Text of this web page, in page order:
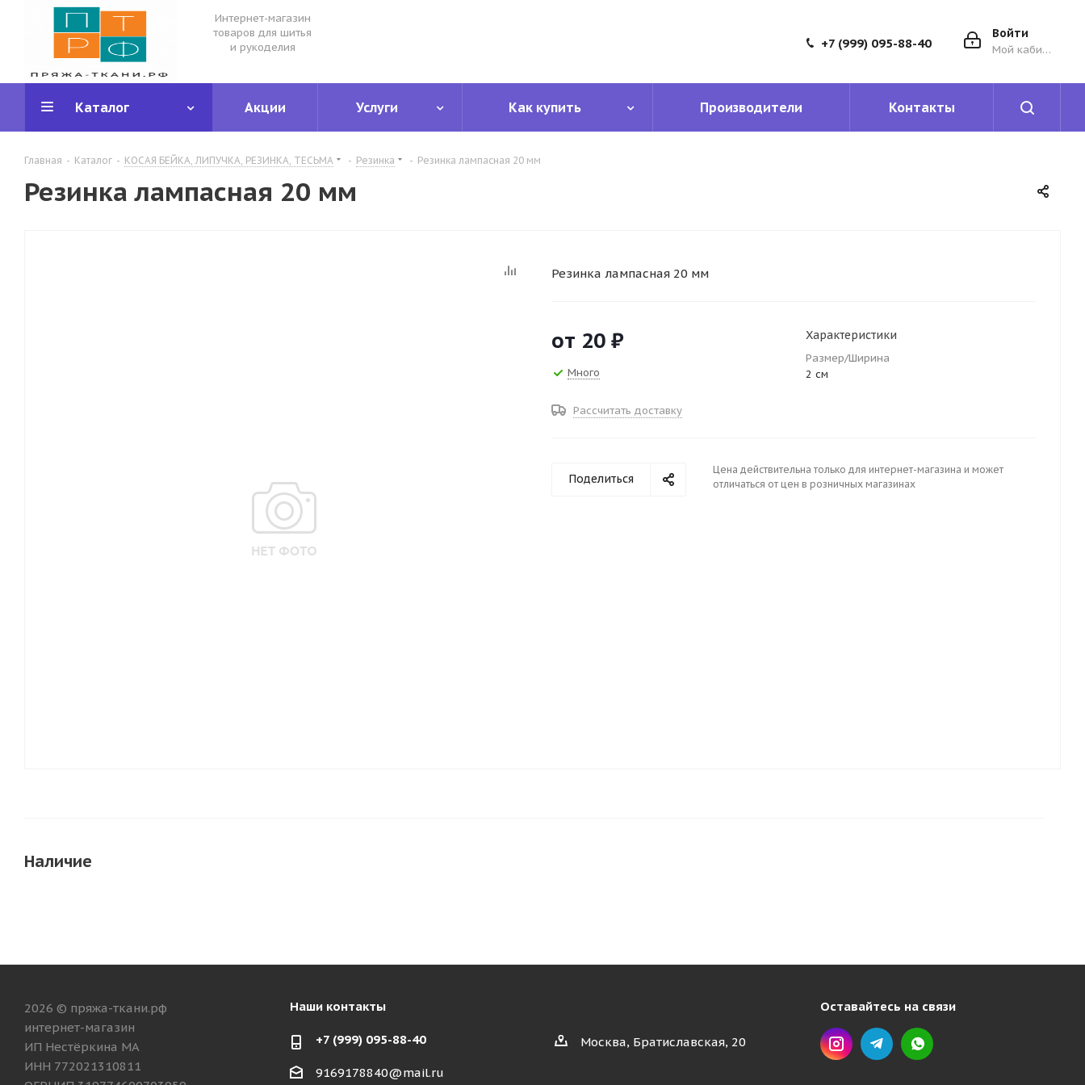
Интернет-магазин
товаров для шитья
и рукоделия
Войти
Мой кабинет
+7 (999) 095-88-40
Каталог Акции Услуги Как купить Производители Контакты
Главная - Каталог - КОСАЯ БЕЙКА, ЛИПУЧКА, РЕЗИНКА, ТЕСЬМА - Резинка - Резинка лампасная 20 мм
Резинка лампасная 20 мм
Резинка лампасная 20 мм
от 20 ₽
Много
Рассчитать доставку
Характеристики
Размер/Ширина
2 см
Поделиться
Цена действительна только для интернет-магазина и может
отличаться от цен в розничных магазинах
Наличие
2026 © пряжа-ткани.рф
интернет-магазин
ИП Нестёркина МА
ИНН 772021310811
Наши контакты
+7 (999) 095-88-40
9169178840@mail.ru
Москва, Братиславская, 20
Оставайтесь на связи